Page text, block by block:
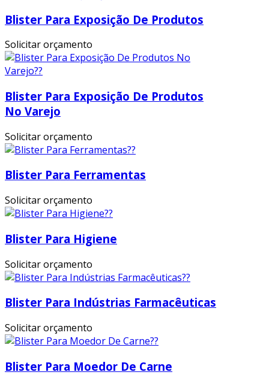
Blister Para Exposição De Produtos
Solicitar orçamento
Blister Para Exposição De Produtos
No Varejo
Solicitar orçamento
Blister Para Ferramentas
Solicitar orçamento
Blister Para Higiene
Solicitar orçamento
Blister Para Indústrias Farmacêuticas
Solicitar orçamento
Blister Para Moedor De Carne